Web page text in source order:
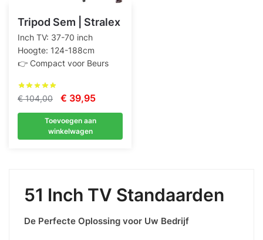
Tripod Sem | Stralex
Inch TV: 37-70 inch
Hoogte: 124-188cm
👉 Compact voor Beurs
€104,00
Oorspronkelijke
prijs
was:
€ 104,00.
€ 39,95Huidige
prijs
is:
€ 39,95.
Toevoegen aan
winkelwagen
51 Inch TV Standaarden
De Perfecte Oplossing voor Uw Bedrijf